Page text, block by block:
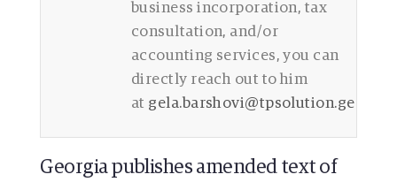
business incorporation, tax
consultation, and/or
accounting services, you can
directly reach out to him
at gela.barshovi@tpsolution.ge
Georgia publishes amended text of